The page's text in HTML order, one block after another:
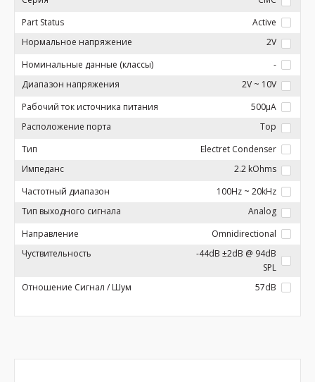
Part Status
Active
Нормальное напряжение
2V
Номинальные данные (классы)
-
Диапазон напряжения
2V ~ 10V
Рабочий ток источника питания
500µA
Расположение порта
Top
Тип
Electret Condenser
Импеданс
2.2 kOhms
Частотный диапазон
100Hz ~ 20kHz
Тип выходного сигнала
Analog
Направление
Omnidirectional
Чуствительность
-44dB ±2dB @ 94dB
SPL
Отношение Сигнал / Шум
57dB